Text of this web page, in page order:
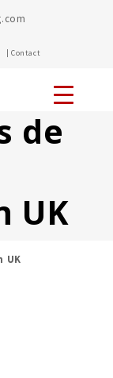
| Contact
de
UK
UK